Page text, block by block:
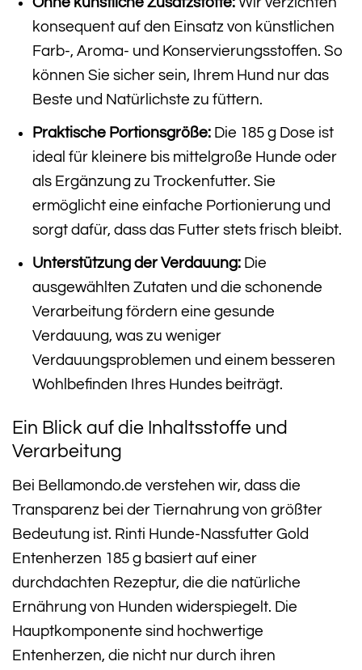
konsequent auf den Einsatz von künstlichen
Farb-, Aroma- und Konservierungsstoffen. So
können Sie sicher sein, Ihrem Hund nur das
Beste und Natürlichste zu füttern.
Praktische Portionsgröße:Die 185 g Dose ist
ideal für kleinere bis mittelgroße Hunde oder
als Ergänzung zu Trockenfutter. Sie
ermöglicht eine einfache Portionierung und
sorgt dafür, dass das Futter stets frisch bleibt.
Unterstützung der Verdauung:Die
ausgewählten Zutaten und die schonende
Verarbeitung fördern eine gesunde
Verdauung, was zu weniger
Verdauungsproblemen und einem besseren
Wohlbefinden Ihres Hundes beiträgt.
Ein Blick auf die Inhaltsstoffe und
Verarbeitung
Bei Bellamondo.de verstehen wir, dass die
Transparenz bei der Tiernahrung von größter
Bedeutung ist. Rinti Hunde-Nassfutter Gold
Entenherzen 185 g basiert auf einer
durchdachten Rezeptur, die die natürliche
Ernährung von Hunden widerspiegelt. Die
Hauptkomponente sind hochwertige
Entenherzen, die nicht nur durch ihren